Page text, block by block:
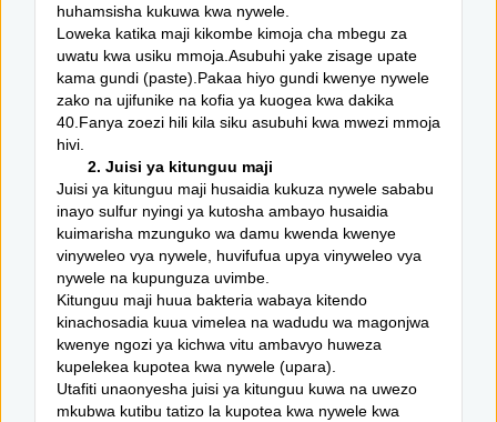
huhamsisha kukuwa kwa nywele.
Loweka katika maji kikombe kimoja cha mbegu za
uwatu kwa usiku mmoja.Asubuhi yake zisage upate
kama gundi (paste).Pakaa hiyo gundi kwenye nywele
zako na ujifunike na kofia ya kuogea kwa dakika
40.Fanya zoezi hili kila siku asubuhi kwa mwezi mmoja
hivi.
2. Juisi ya kitunguu maji
Juisi ya kitunguu maji husaidia kukuza nywele sababu
inayo sulfur nyingi ya kutosha ambayo husaidia
kuimarisha mzunguko wa damu kwenda kwenye
vinyweleo vya nywele, huvifufua upya vinyweleo vya
nywele na kupunguza uvimbe.
Kitunguu maji huua bakteria wabaya kitendo
kinachosadia kuua vimelea na wadudu wa magonjwa
kwenye ngozi ya kichwa vitu ambavyo huweza
kupelekea kupotea kwa nywele (upara).
Utafiti unaonyesha juisi ya kitunguu kuwa na uwezo
mkubwa kutibu tatizo la kupotea kwa nywele kwa